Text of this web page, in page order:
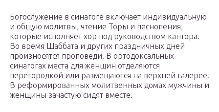
Богослужение в синагоге включает индивидуальную
и общую молитвы, чтение Торы и песнопения,
которые исполняет хор под руководством кантора.
Во время Шаббата и других праздничных дней
произносятся проповеди. В ортодоксальных
синагогах места для женщин отделяются
перегородкой или размещаются на верхней галерее.
В реформированных молитвенных домах мужчины и
женщины зачастую сидят вместе.